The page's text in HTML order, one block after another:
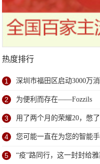
热度排行
1 深圳市福田区启动3000万
2 为便利而存在——Fozzils
3 用了两个月的荣耀20，憋
4 您可能一直在为您的智能
5 “疫”路同行，这一封封给